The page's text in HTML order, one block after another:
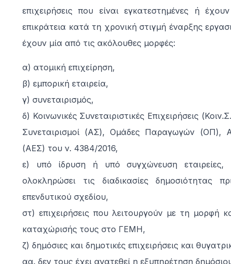
επιχειρήσεις που είναι εγκατεστημένες ή
επικράτεια κατά τη χρονική στιγμή έναρξης
έχουν μία από τις ακόλουθες μορφές:
α) ατομική επιχείρηση,
β) εμπορική εταιρεία,
γ) συνεταιρισμός,
δ) Κοινωνικές Συνεταιριστικές Επιχειρήσεις
Συνεταιρισμοί (ΑΣ), Ομάδες Παραγωγών (ΟΠ),
(ΑΕΣ) του ν. 4384/2016,
ε) υπό ίδρυση ή υπό συγχώνευση
ολοκληρώσει τις διαδικασίες δημοσιότητας
επενδυτικού σχεδίου,
στ) επιχειρήσεις που λειτουργούν με τη μορφή
καταχώρισής τους στο ΓΕΜΗ,
ζ) δημόσιες και δημοτικές επιχειρήσεις και
αα. δεν τους έχει ανατεθεί η εξυπηρέτηση